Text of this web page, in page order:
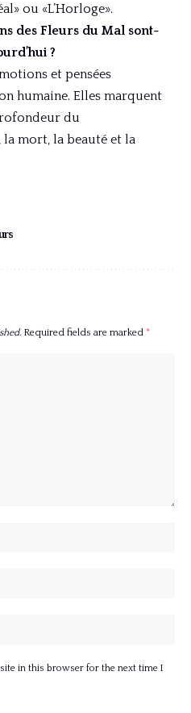
ou «L’Horloge».
des Fleurs du Mal sont-
?
et pensées
humaine. Elles marquent
du
mort, la beauté et la
Required fields are marked *
in this browser for the next time I